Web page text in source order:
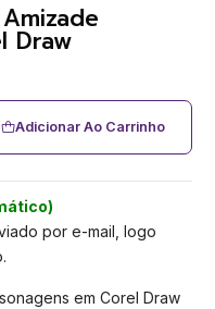
Draw
Adicionar Ao Carrinho
por e-mail, logo
em Corel Draw